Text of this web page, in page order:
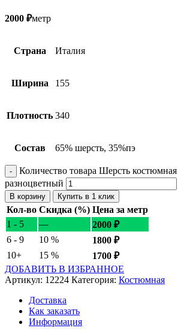
2000 ₽метр
Страна Италия
Ширина 155
Плотность 340
Состав 65% шерсть, 35%пэ
Количество товара Шерсть
разноцветный
В корзину Купить в 1 клик
Кол-во Скидка (%) Цена за метр
1 - 5
— 2000 ₽
6 - 9
10 % 1800 ₽
10+
15 % 1700 ₽
ДОБАВИТЬ В ИЗБРАННОЕ
Артикул: 12224 Категория: Костюмная
Доставка
Как заказать
Информация